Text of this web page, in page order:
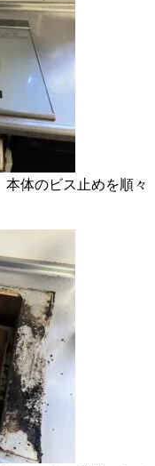
本体のビス止めを順々